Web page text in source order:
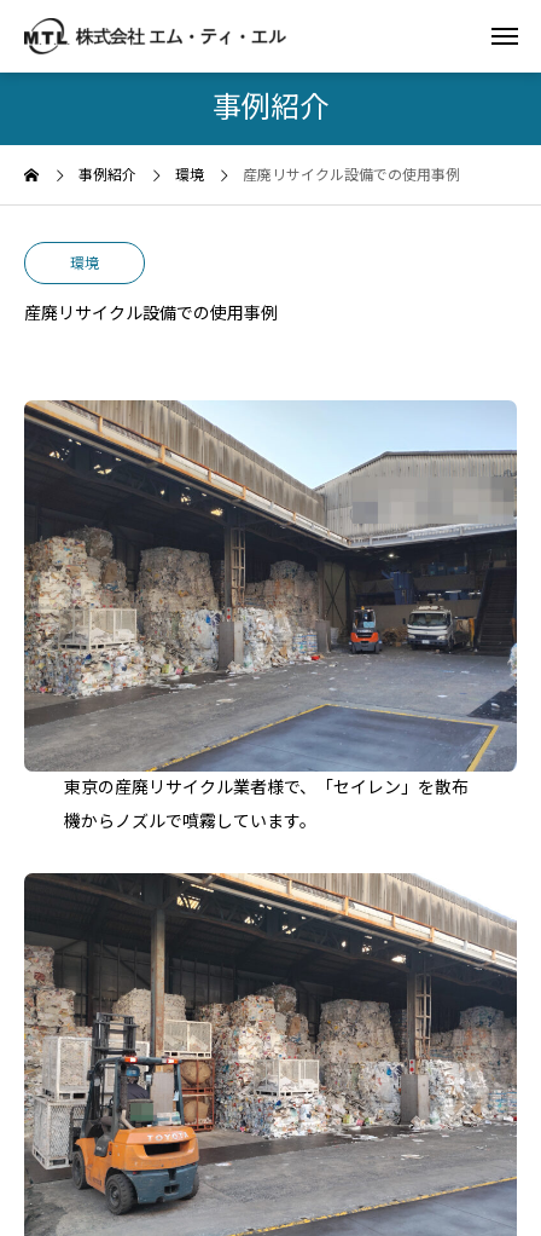
事例紹介
事例紹介 環境 産廃リサイクル設備での使用事例
環境
産廃リサイクル設備での使用事例
東京の産廃リサイクル業者様で、「セイレン」を散布
機からノズルで噴霧しています。